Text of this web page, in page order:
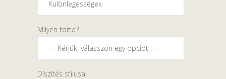
Milyen torta?
Díszítés stílusa